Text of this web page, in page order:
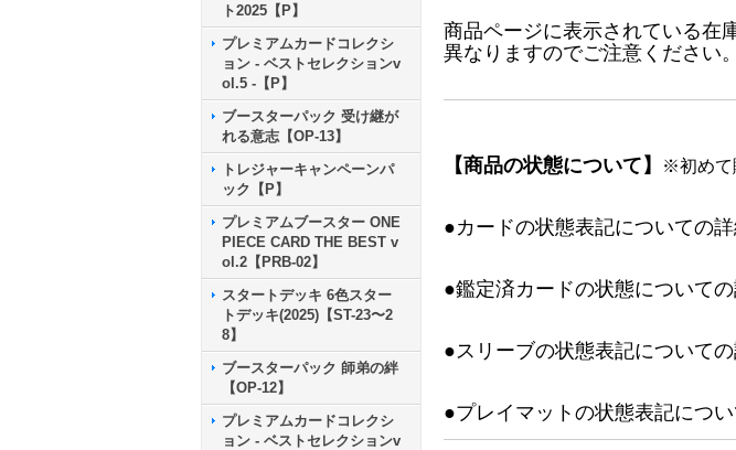
ト2025【P】
プレミアムカードコレクシ
ョン - ベストセレクションv
ol.5 -【P】
ブースターパック 受け継が
れる意志【OP-13】
トレジャーキャンペーンパ
ック【P】
プレミアムブースター ONE
PIECE CARD THE BEST v
ol.2【PRB-02】
スタートデッキ 6色スター
トデッキ(2025)【ST-23〜2
8】
ブースターパック 師弟の絆
【OP-12】
プレミアムカードコレクシ
ョン - ベストセレクションv
商品ページに表示されている在
異なりますのでご注意ください。
【商品の状態について】 ※初めて
●カードの状態表記についての
●鑑定済カードの状態について
●スリーブの状態表記について
●プレイマットの状態表記につ